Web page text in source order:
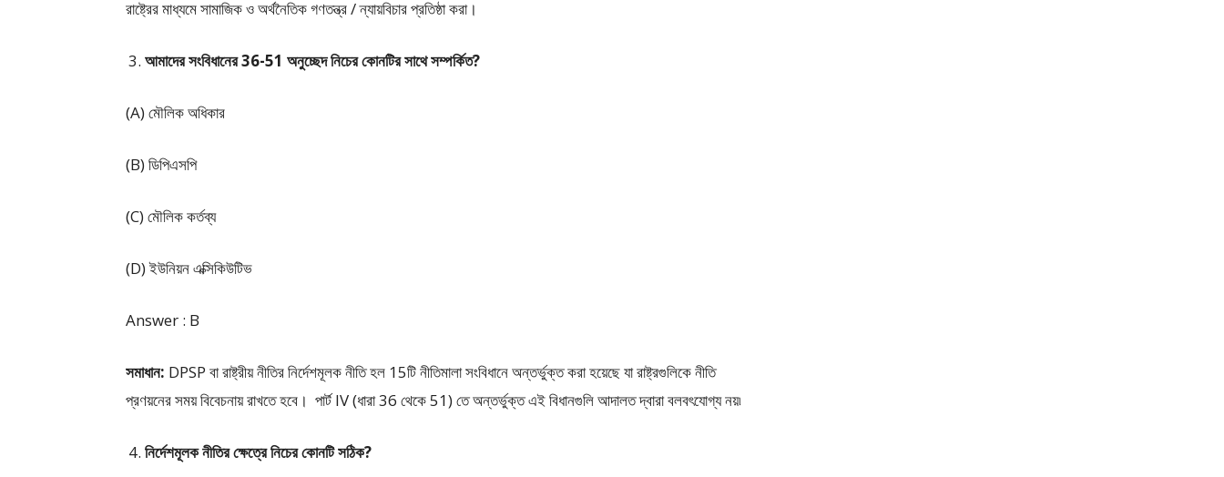
রাষ্ট্রের মাধ্যমে সামাজিক ও অর্থনৈতিক গণতন্ত্র / ন্যায়বিচার প্রতিষ্ঠা করা।
আমাদের সংবিধানের 36-51 অনুচ্ছেদ নিচের কোনটির সাথে সম্পর্কিত?
(A) মৌলিক অধিকার
(B) ডিপিএসপি
(C) মৌলিক কর্তব্য
(D) ইউনিয়ন এক্সিকিউটিভ
Answer : B
সমাধান: DPSP বা রাষ্ট্রীয় নীতির নির্দেশমূলক নীতি হল 15টি নীতিমালা সংবিধানে অন্তর্ভুক্ত করা হয়েছে যা রাষ্ট্রগুলিকে নীতি
প্রণয়নের সময় বিবেচনায় রাখতে হবে। পার্ট IV (ধারা 36 থেকে 51) তে অন্তর্ভুক্ত এই বিধানগুলি আদালত দ্বারা বলবৎযোগ্য নয়৷
নির্দেশমূলক নীতির ক্ষেত্রে নিচের কোনটি সঠিক?